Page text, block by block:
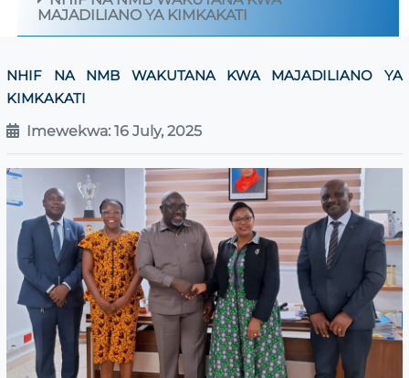
MAJADILIANO YA KIMKAKATI
NHIF NA NMB WAKUTANA KWA MAJADILIANO YA
KIMKAKATI
Imewekwa: 16 July, 2025